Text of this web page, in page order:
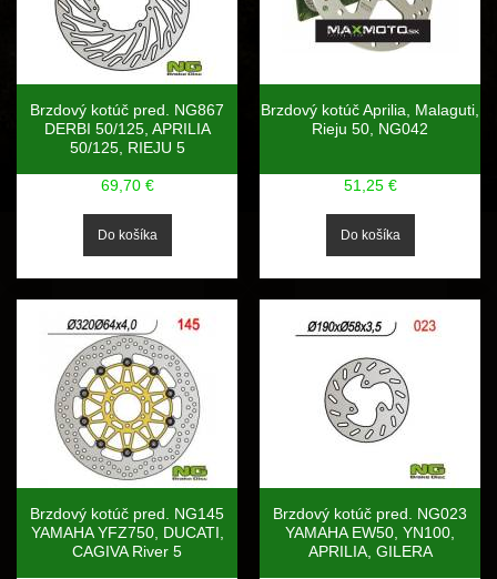
Brzdový kotúč pred. NG867
DERBI 50/125, APRILIA
50/125, RIEJU 5
69,70 €
Brzdový kotúč Aprilia, Malaguti,
Rieju 50, NG042
51,25 €
Brzdový kotúč pred. NG145
YAMAHA YFZ750, DUCATI,
CAGIVA River 5
Brzdový kotúč pred. NG023
YAMAHA EW50, YN100,
APRILIA, GILERA